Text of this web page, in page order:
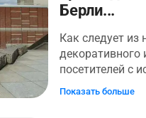
на вертолете.
заставит вас
реально.
своем
границы между
Берли...
Как следует из
декоративного
посетителей с
декоративного
Показать больше